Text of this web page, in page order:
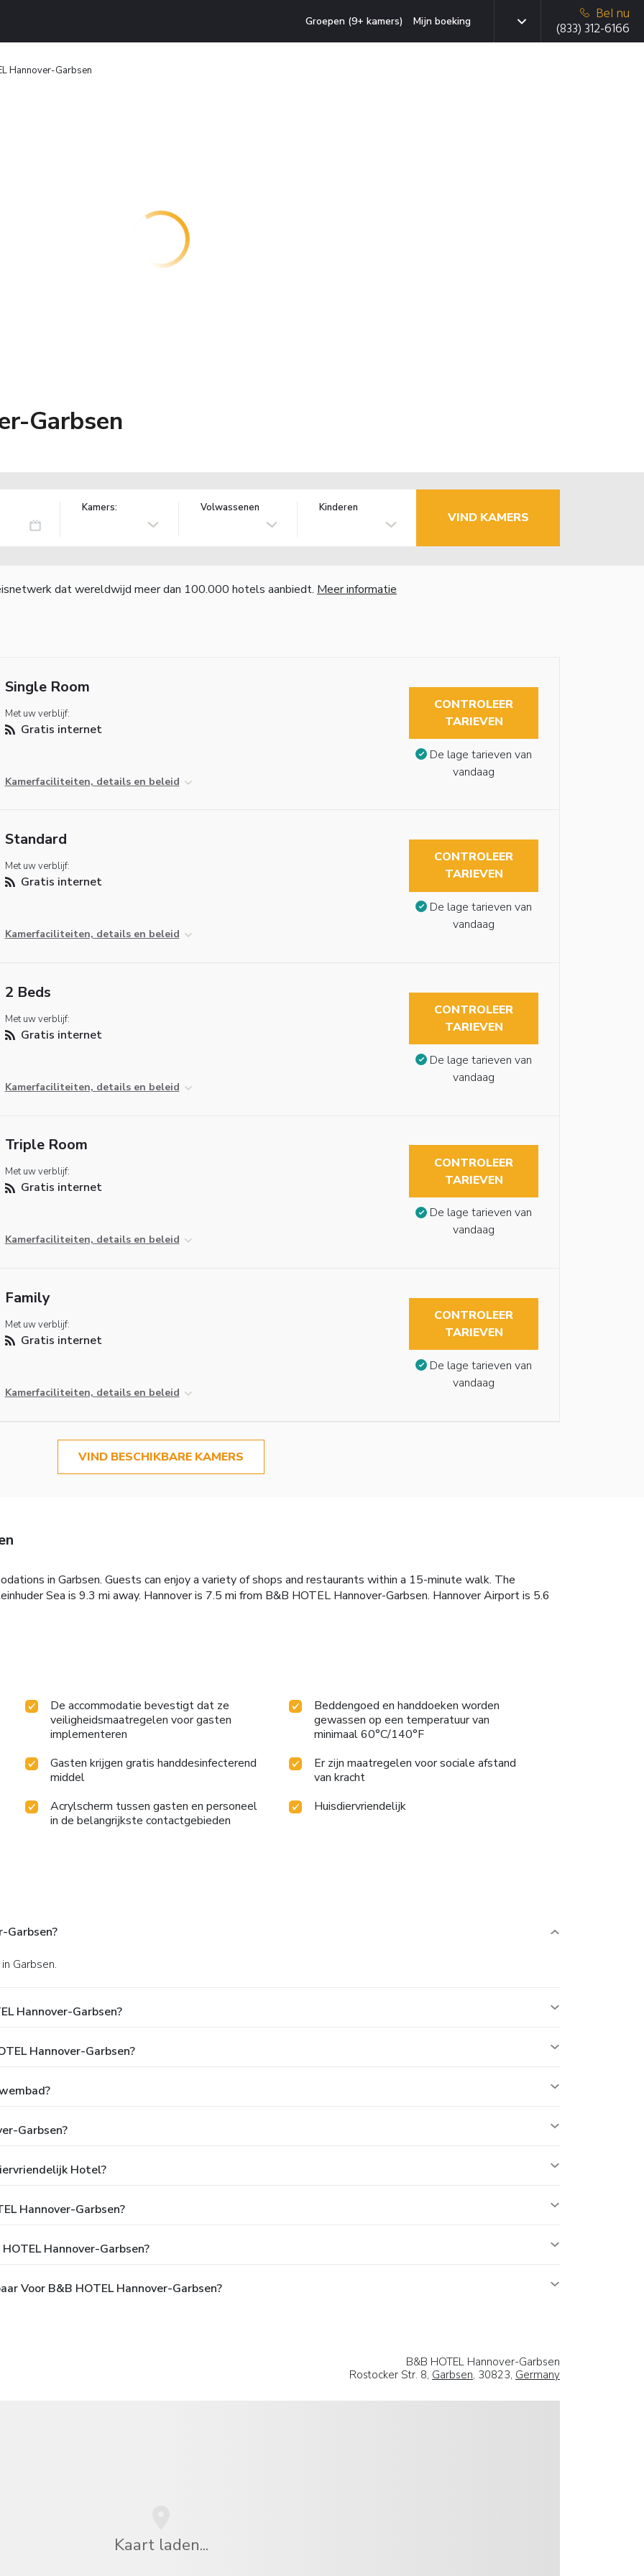
Groepen (9+ kamers) Mijn boeking
Bel nu
(833) 312-6166
Hannover-Garbsen
Garbsen
Kamers: Volwassenen Kinderen
VIND KAMERS
dat wereldwijd meer dan 100.000 hotels aanbiedt. Meer informatie
Single Room
Met uw verblijf:
Gratis internet
Kamerfaciliteiten, details en beleid
CONTROLEER
TARIEVEN
De lage tarieven van
vandaag
Standard
Met uw verblijf:
Gratis internet
Kamerfaciliteiten, details en beleid
CONTROLEER
TARIEVEN
De lage tarieven van
vandaag
2 Beds
Met uw verblijf:
Gratis internet
Kamerfaciliteiten, details en beleid
CONTROLEER
TARIEVEN
De lage tarieven van
vandaag
Triple Room
Met uw verblijf:
Gratis internet
Kamerfaciliteiten, details en beleid
CONTROLEER
TARIEVEN
De lage tarieven van
vandaag
Family
Met uw verblijf:
Gratis internet
Kamerfaciliteiten, details en beleid
CONTROLEER
TARIEVEN
De lage tarieven van
vandaag
VIND BESCHIKBARE KAMERS
in Garbsen. Guests can enjoy a variety of shops and restaurants within a 15-minute walk. The
Sea is 9.3 mi away. Hannover is 7.5 mi from B&B HOTEL Hannover-Garbsen. Hannover Airport is 5.6
De accommodatie bevestigt dat ze
veiligheidsmaatregelen voor gasten
implementeren
Beddengoed en handdoeken worden
gewassen op een temperatuur van
minimaal 60°C/140°F
Gasten krijgen gratis handdesinfecterend
middel
Er zijn maatregelen voor sociale afstand
van kracht
Acrylscherm tussen gasten en personeel
in de belangrijkste contactgebieden
Huisdiervriendelijk
Garbsen?
Garbsen.
Hannover-Garbsen?
Hannover-Garbsen?
Garbsen?
Hotel?
Hannover-Garbsen?
Hannover-Garbsen?
Voor B&B HOTEL Hannover-Garbsen?
B&B HOTEL Hannover-Garbsen
Rostocker Str. 8, Garbsen, 30823, Germany
Kaart laden...